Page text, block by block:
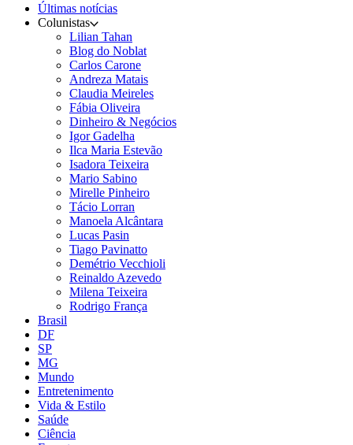
Últimas notícias
Colunistas
Lilian Tahan
Blog do Noblat
Carlos Carone
Andreza Matais
Claudia Meireles
Fábia Oliveira
Dinheiro & Negócios
Igor Gadelha
Ilca Maria Estevão
Isadora Teixeira
Mario Sabino
Mirelle Pinheiro
Tácio Lorran
Manoela Alcântara
Lucas Pasin
Tiago Pavinatto
Demétrio Vecchioli
Reinaldo Azevedo
Milena Teixeira
Rodrigo França
Brasil
DF
SP
MG
Mundo
Entretenimento
Vida & Estilo
Saúde
Ciência